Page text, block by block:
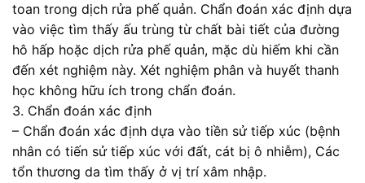
toan trong dịch rửa phế quản. Chẩn đoán xác định dựa
vào việc tìm thấy ấu trùng từ chất bài tiết của đường
hô hấp hoặc dịch rửa phế quản, mặc dù hiếm khi cần
đến xét nghiệm này. Xét nghiệm phân và huyết thanh
học không hữu ích trong chẩn đoán.
3. Chẩn đoán xác định
– Chẩn đoán xác định dựa vào tiền sử tiếp xúc (bệnh
nhân có tiến sử tiếp xúc với đất, cát bị ô nhiễm), Các
tổn thương da tìm thấy ở vị trí xâm nhập.